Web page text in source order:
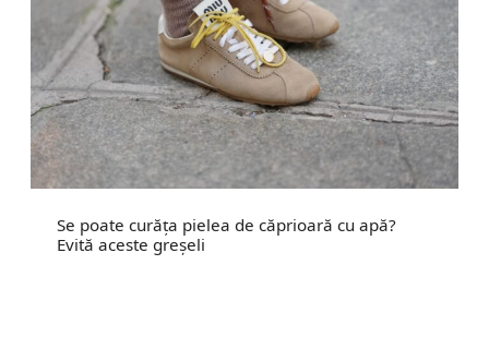
Se poate curăța pielea de căprioară cu apă?
Evită aceste greșeli